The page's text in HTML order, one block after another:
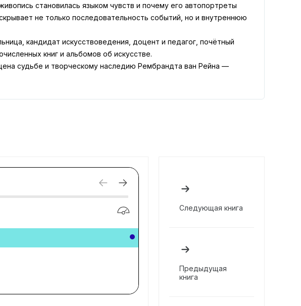
становилась языком чувств и почему его автопортреты
не только последовательность событий, но и внутреннюю
кандидат искусствоведения, доцент и педагог, почётный
книг и альбомов об искусстве.
судьбе и творческому наследию Рембрандта ван Рейна —
ведёт читателя через ключевые этапы его пути: от ранних
Здесь же — взгляд на самого художника,
Следующая книга
Предыдущая
книга